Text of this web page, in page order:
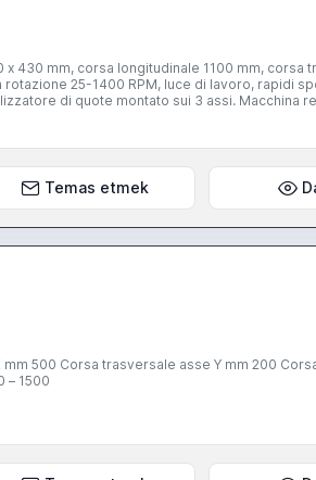
430 mm, corsa longitudinale 1100 mm, corsa
25-1400 RPM, luce di lavoro, rapidi
sui 3 assi. Macchina revisionata a norme
Temas etmek
mandrino RPM 100 – 1500